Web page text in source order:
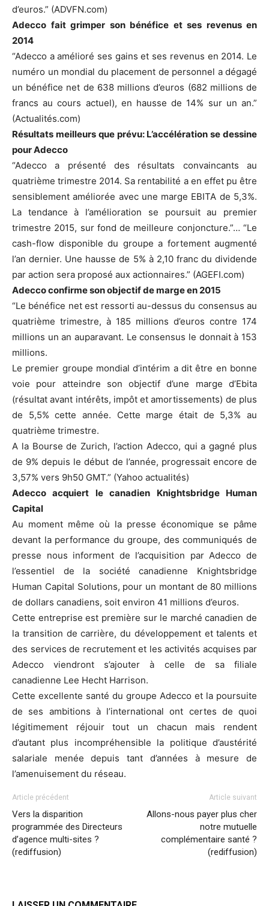
d’euros.” (ADVFN.com)
Adecco fait grimper son bénéfice et ses revenus en
2014
“Adecco a amélioré ses gains et ses revenus en 2014. Le
numéro un mondial du placement de personnel a dégagé
un bénéfice net de 638 millions d’euros (682 millions de
francs au cours actuel), en hausse de 14% sur un an.”
(Actualités.com)
Résultats meilleurs que prévu: L’accélération se dessine
pour Adecco
“Adecco a présenté des résultats convaincants au
quatrième trimestre 2014. Sa rentabilité a en effet pu être
sensiblement améliorée avec une marge EBITA de 5,3%.
La tendance à l’amélioration se poursuit au premier
trimestre 2015, sur fond de meilleure conjoncture.”… “Le
cash-flow disponible du groupe a fortement augmenté
l’an dernier. Une hausse de 5% à 2,10 franc du dividende
par action sera proposé aux actionnaires.” (AGEFI.com)
Adecco confirme son objectif de marge en 2015
“Le bénéfice net est ressorti au-dessus du consensus au
quatrième trimestre, à 185 millions d’euros contre 174
millions un an auparavant. Le consensus le donnait à 153
millions.
Le premier groupe mondial d’intérim a dit être en bonne
voie pour atteindre son objectif d’une marge d’Ebita
(résultat avant intérêts, impôt et amortissements) de plus
de 5,5% cette année. Cette marge était de 5,3% au
quatrième trimestre.
A la Bourse de Zurich, l’action Adecco, qui a gagné plus
de 9% depuis le début de l’année, progressait encore de
3,57% vers 9h50 GMT.” (Yahoo actualités)
Adecco acquiert le canadien Knightsbridge Human
Capital
Au moment même où la presse économique se pâme
devant la performance du groupe, des communiqués de
presse nous informent de l’acquisition par Adecco de
l’essentiel de la société canadienne Knightsbridge
Human Capital Solutions, pour un montant de 80 millions
de dollars canadiens, soit environ 41 millions d’euros.
Cette entreprise est première sur le marché canadien de
la transition de carrière, du développement et talents et
des services de recrutement et les activités acquises par
Adecco viendront s’ajouter à celle de sa filiale
canadienne Lee Hecht Harrison.
Cette excellente santé du groupe Adecco et la poursuite
de ses ambitions à l’international ont certes de quoi
légitimement réjouir tout un chacun mais rendent
d’autant plus incompréhensible la politique d’austérité
salariale menée depuis tant d’années à mesure de
l’amenuisement du réseau.
Article précédent
Vers la disparition
programmée des Directeurs
d’agence multi-sites ?
(rediffusion)
Article suivant
Allons-nous payer plus cher
notre mutuelle
complémentaire santé ?
(rediffusion)